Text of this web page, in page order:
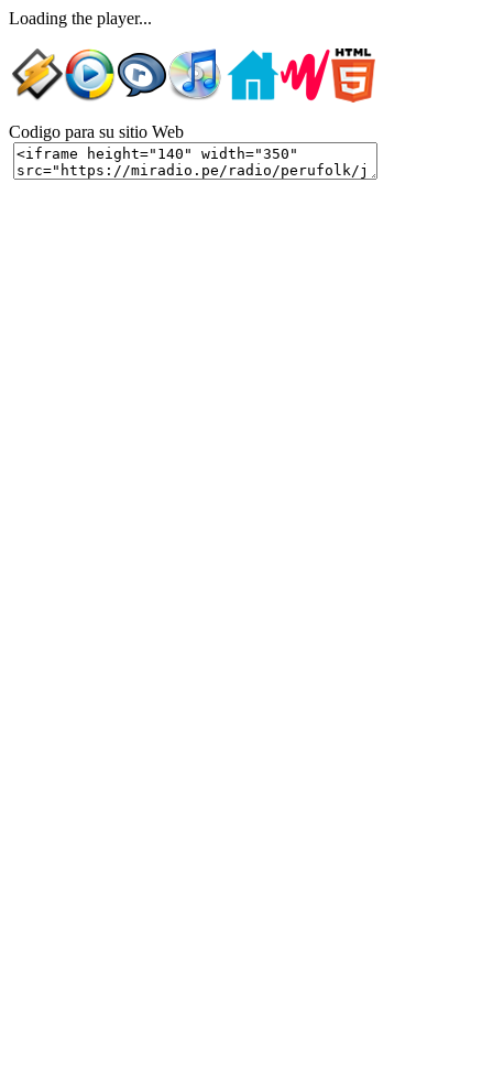
Loading the player...
Codigo para su sitio Web